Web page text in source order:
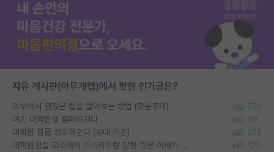
자유 게시판(아무개랩)에서 핫한 인기글은?
외부에서 괜찮은 랩을 알아보는 방법 (장문주의) 276
여기 대학원생 홈페이지다 59
대학원 월급 정리해준다 (공대 기준) 275
대학원생들 교수에게 가스라이팅 당한 것은 이해가 갑니다. 안타깝네요. 120